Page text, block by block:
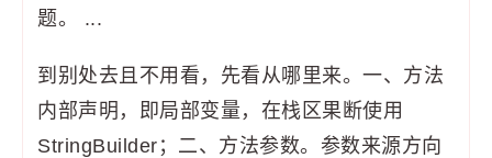
题。 ...
到别处去且不用看，先看从哪里来。一、方法
内部声明，即局部变量，在栈区果断使用
StringBuilder；二、方法参数。参数来源方向